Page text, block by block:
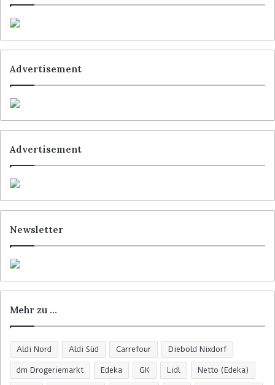
Advertisement
Advertisement
Newsletter
Mehr zu …
Aldi Nord Aldi Süd Carrefour Diebold Nixdorf
dm Drogeriemarkt Edeka GK Lidl Netto (Edeka)